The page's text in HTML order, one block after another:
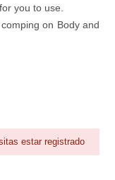
you to use.
on Body and
estar registrado